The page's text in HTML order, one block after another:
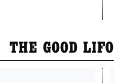
THE GOOD LIFO